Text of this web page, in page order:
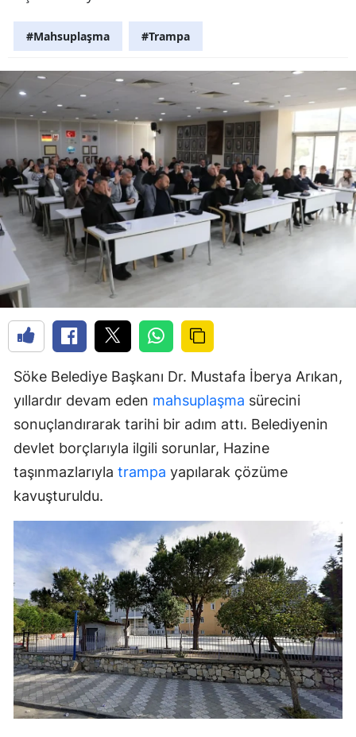
#Mahsuplaşma #Trampa
Söke Belediye Başkanı Dr. Mustafa İberya Arıkan,
yıllardır devam eden mahsuplaşma sürecini
sonuçlandırarak tarihi bir adım attı. Belediyenin
devlet borçlarıyla ilgili sorunlar, Hazine
taşınmazlarıyla trampa yapılarak çözüme
kavuşturuldu.